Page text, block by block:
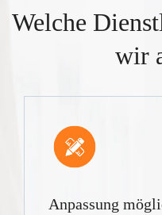
Welche
wir
Anpassung